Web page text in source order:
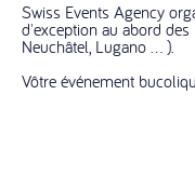
Swiss Events Agency
d'exception au abord
Neuchâtel, Lugano ... ).
Vôtre événement